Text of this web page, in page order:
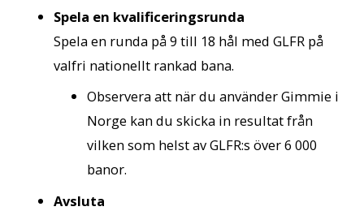
Spela en kvalificeringsrunda
Spela en runda på 9 till 18 hål med GLFR på
valfri nationellt rankad bana.
Observera att när du använder Gimmie i
Norge kan du skicka in resultat från
vilken som helst av GLFR:s över 6 000
banor.
Avsluta